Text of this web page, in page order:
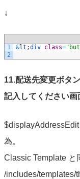
↓
1
2
&lt ;div class=
11.配送先変更ボタ
記入してください画
為。
Classic Template と
/includes/templates/